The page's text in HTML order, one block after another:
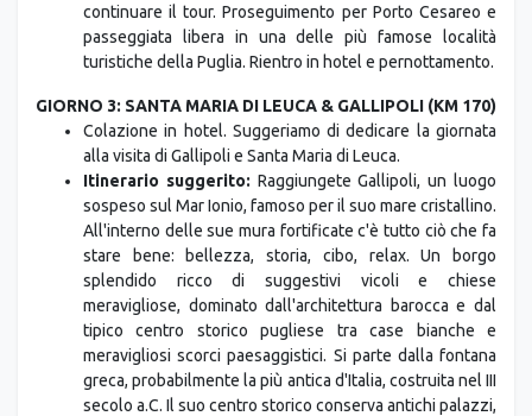
continuare il tour. Proseguimento per Porto Cesareo e
passeggiata libera in una delle più famose località
turistiche della Puglia. Rientro in hotel e pernottamento.
GIORNO 3: SANTA MARIA DI LEUCA & GALLIPOLI (KM 170)
Colazione in hotel. Suggeriamo di dedicare la giornata
alla visita di Gallipoli e Santa Maria di Leuca.
Itinerario suggerito: Raggiungete Gallipoli, un luogo
sospeso sul Mar Ionio, famoso per il suo mare cristallino.
All'interno delle sue mura fortificate c'è tutto ciò che fa
stare bene: bellezza, storia, cibo, relax. Un borgo
splendido ricco di suggestivi vicoli e chiese
meravigliose, dominato dall'architettura barocca e dal
tipico centro storico pugliese tra case bianche e
meravigliosi scorci paesaggistici. Si parte dalla fontana
greca, probabilmente la più antica d'Italia, costruita nel III
secolo a.C. Il suo centro storico conserva antichi palazzi,